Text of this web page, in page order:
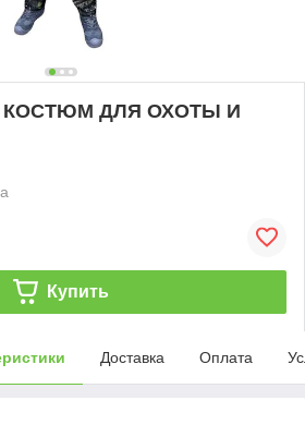
ДЛЯ ОХОТЫ И
Купить
Доставка Оплата